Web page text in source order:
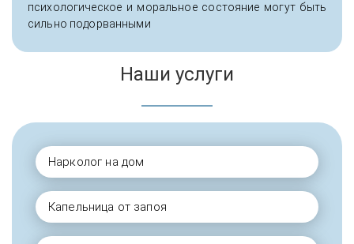
психологическое и моральное состояние могут быть
сильно подорванными
Наши услуги
Нарколог на дом
Капельница от запоя